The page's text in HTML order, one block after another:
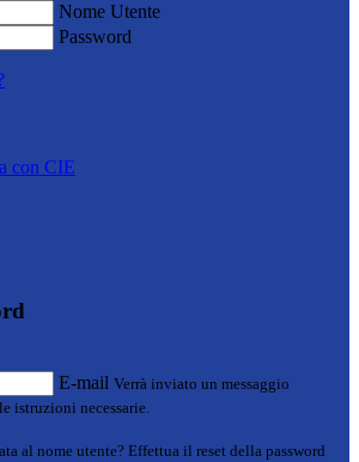
Nome Utente
Password
con CIE
E-mail Verrà inviato un messaggio
istruzioni necessarie.
al nome utente? Effettua il reset della password